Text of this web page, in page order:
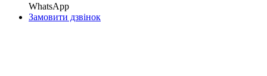
WhatsApp
Замовити дзвінок